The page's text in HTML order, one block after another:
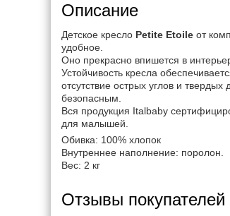
Описание
Детское кресло Petite Etoile от
удобное.
Оно прекрасно впишется в
Устойчивость кресла
отсутствие острых углов и
безопасным.
Вся продукция Italbaby
для малышей.
Обивка: 100% хлопок
Внутреннее наполнение: поролон.
Вес: 2 кг
Отзывы покупателей